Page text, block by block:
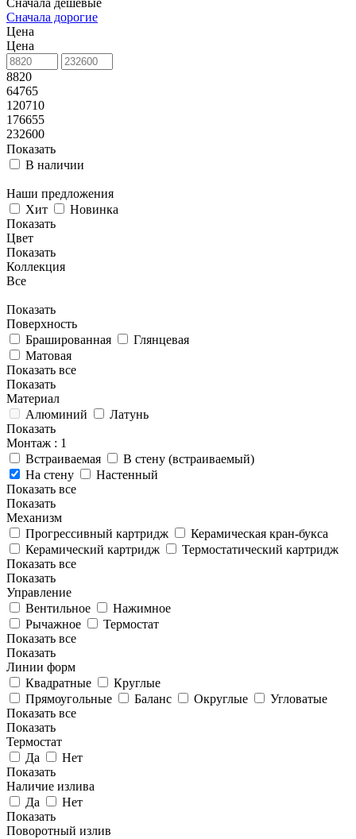
Сначала дешевые
Сначала дорогие
Цена
Цена
8820
64765
120710
176655
232600
Показать
В наличии
Наши предложения
Хит
Новинка
Показать
Цвет
Показать
Коллекция
Все
Показать
Поверхность
Брашированная
Глянцевая
Матовая
Показать все
Показать
Материал
Алюминий
Латунь
Показать
Монтаж : 1
Встраиваемая
В стену (встраиваемый)
На стену
Настенный
Показать все
Показать
Механизм
Прогрессивный картридж
Керамическая кран-букса
Керамический картридж
Термостатический картридж
Показать все
Показать
Управление
Вентильное
Нажимное
Рычажное
Термостат
Показать все
Показать
Линии форм
Квадратные
Круглые
Прямоугольные
Баланс Округлые
Угловатые
Показать все
Показать
Термостат
Да
Нет
Показать
Наличие излива
Да
Нет
Показать
Поворотный излив